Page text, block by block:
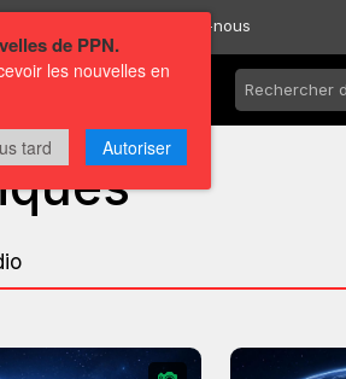
Contactez-nous
de PPN.
les nouvelles en
tard Autoriser